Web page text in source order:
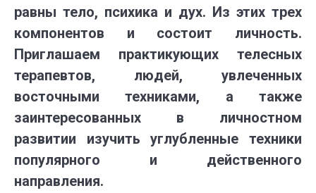
равны тело, психика и дух. Из этих трех
компонентов и состоит личность.
Приглашаем практикующих телесных
терапевтов, людей, увлеченных
восточными техниками, а также
заинтересованных в личностном
развитии изучить углубленные техники
популярного и действенного
направления.